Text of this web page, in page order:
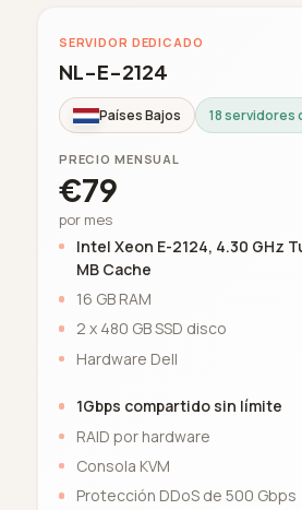
SERVIDOR DEDICADO
NL-E-2124
Países Bajos 18 servidores
PRECIO MENSUAL
€79
por mes
Intel Xeon E-2124, 4.30 GHz
MB Cache
16 GB RAM
2 x 480 GB SSD disco
Hardware Dell
1Gbps compartido sin límite
RAID por hardware
Consola KVM
Protección DDoS de 500 Gbps